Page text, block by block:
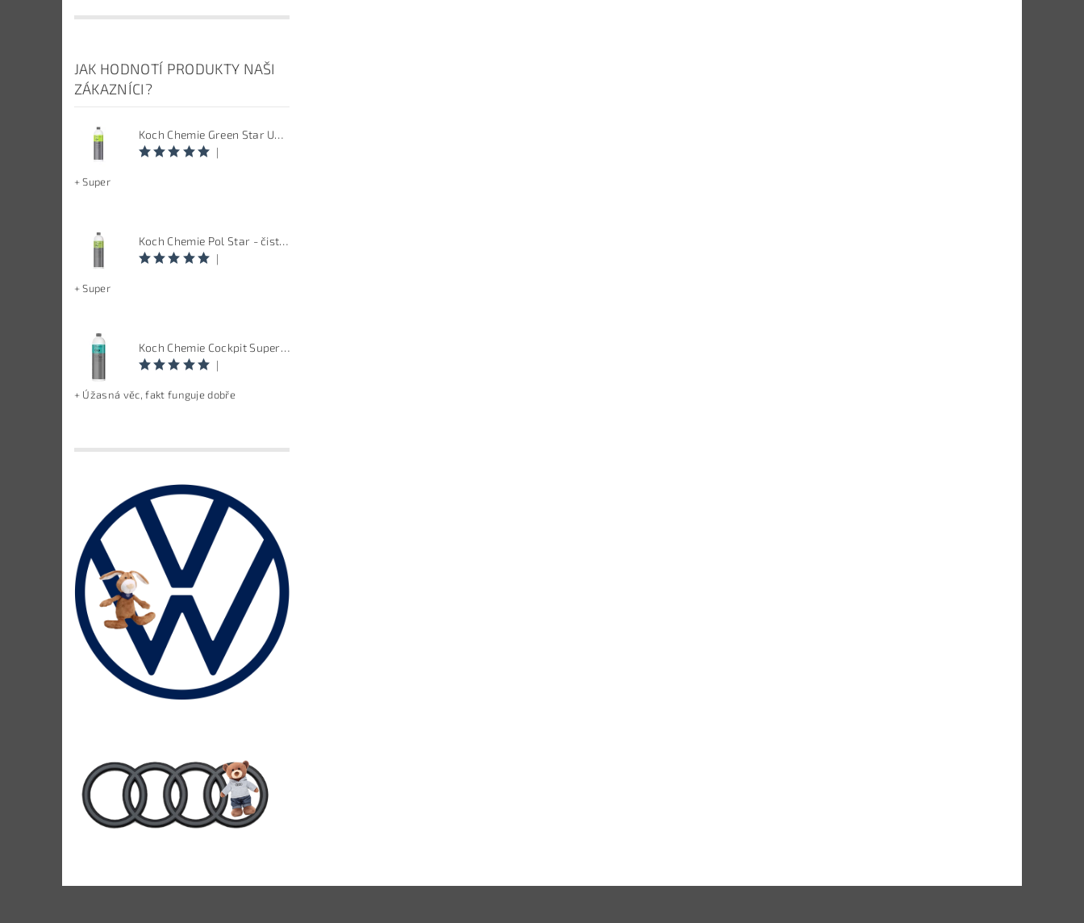
JAK HODNOTÍ PRODUKTY NAŠI
ZÁKAZNÍCI?
Koch Chemie Green Star Univerzal - Univerzální čistič
|
+ Super
Koch Chemie Pol Star - čistič kůže, textilu a alcantary, objem 1 L
|
+ Super
Koch Chemie Cockpit Super Pflege - ošetření vnitřních plastů, objem: 1 L
|
+ Úžasná věc, fakt funguje dobře